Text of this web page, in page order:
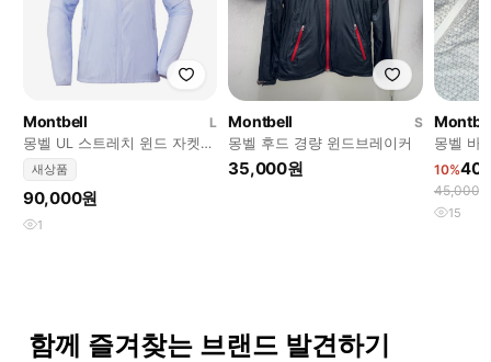
Montbell
L
몽벨 UL 스트레치 윈드 자켓
바람막이 여성
새상품
90,000원
1
Montbell
S
몽벨 후드 경량 윈드브레이커
35,000원
몽벨 바
10%
45,000
15
함께 즐겨찾는 브랜드 발견하기